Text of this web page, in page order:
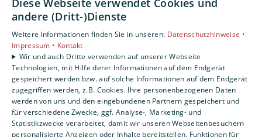
Kontakt
Diese Webseite verwendet Cookies und
andere (Dritt-)Dienste
Weitere Informationen finden Sie in unseren: Datenschutzhinweise •
Impressum • Kontakt
Wir und auch Dritte verwenden auf unserer Webseite
Technologien, mit Hilfe derer Informationen auf dem Endgerät
gespeichert werden bzw. auf solche Informationen auf dem Endgerät
zugegriffen werden, z.B. Cookies. Ihre personenbezogenen Daten
werden von uns und den eingebundenen Partnern gespeichert und
für verschiedene Zwecke, ggf. Analyse-, Marketing- und
Statistikzwecke verarbeitet, damit wir unseren Webseitenbesuchern
personalisierte Anzeigen oder Inhalte bereitstellen, Funktionen für